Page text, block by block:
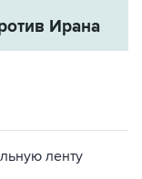
Ирана
ленту